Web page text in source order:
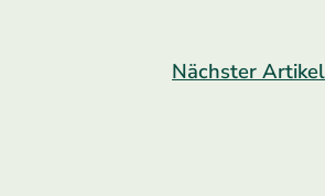
Nächster Artikel